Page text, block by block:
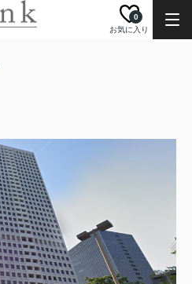
お気に入り
0